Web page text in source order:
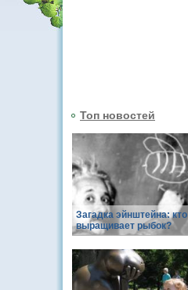
Топ новостей
Загадка эйнштейна: кто
выращивает рыбок?